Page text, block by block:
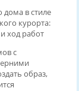
дома в стиле
курорта:
ход работ
с
образ,